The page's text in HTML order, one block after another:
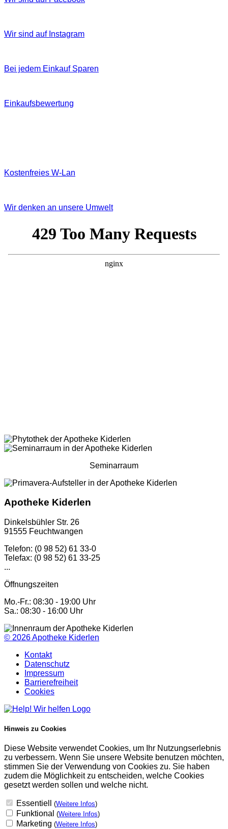
Wir sind auf Instagram
Bei jedem Einkauf Sparen
Einkaufsbewertung
Kostenfreies W‐Lan
Wir denken an unsere Umwelt
Seminarraum
Apotheke Kiderlen
Dinkelsbühler Str. 26
91555 Feuchtwangen
Telefon: (0 98 52) 61 33-0
Telefax: (0 98 52) 61 33-25
...
Öffnungszeiten
Mo.-Fr.: 08:30 - 19:00 Uhr
Sa.: 08:30 - 16:00 Uhr
© 2026Apotheke Kiderlen
Kontakt
Datenschutz
Impressum
Barrierefreiheit
Cookies
Hinweis zu Cookies
Diese Website verwendet Cookies, um Ihr Nutzungserlebnis
zu verbessern. Wenn Sie unsere Website benutzen möchten,
stimmen Sie der Verwendung von Cookies zu. Sie haben
zudem die Möglichkeit zu entscheiden, welche Cookies
gesetzt werden sollen und welche nicht.
Essentiell (Weitere Infos)
Funktional (Weitere Infos)
Marketing (Weitere Infos)